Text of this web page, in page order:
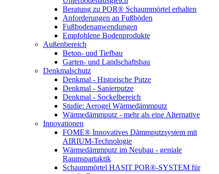
Beratung zu POR® Schaummörtel erhalten
Anforderungen an Fußböden
Fußbodenanwendungen
Empfohlene Bodenprodukte
Außenbereich
Beton- und Tiefbau
Garten- und Landschaftsbau
Denkmalschutz
Denkmal - Historische Putze
Denkmal - Sanierputze
Denkmal - Sockelbereich
Studie: Aerogel Wärmedämmputz
Wärmedämmputz - mehr als eine Alternative
Innovationen
FOME® Innovatives Dämmputzsystem mit
AIRIUM-Technologie
Wärmedämmputz im Neubau - geniale
Raumspartaktik
Schaummörtel HASIT POR®-SYSTEM für